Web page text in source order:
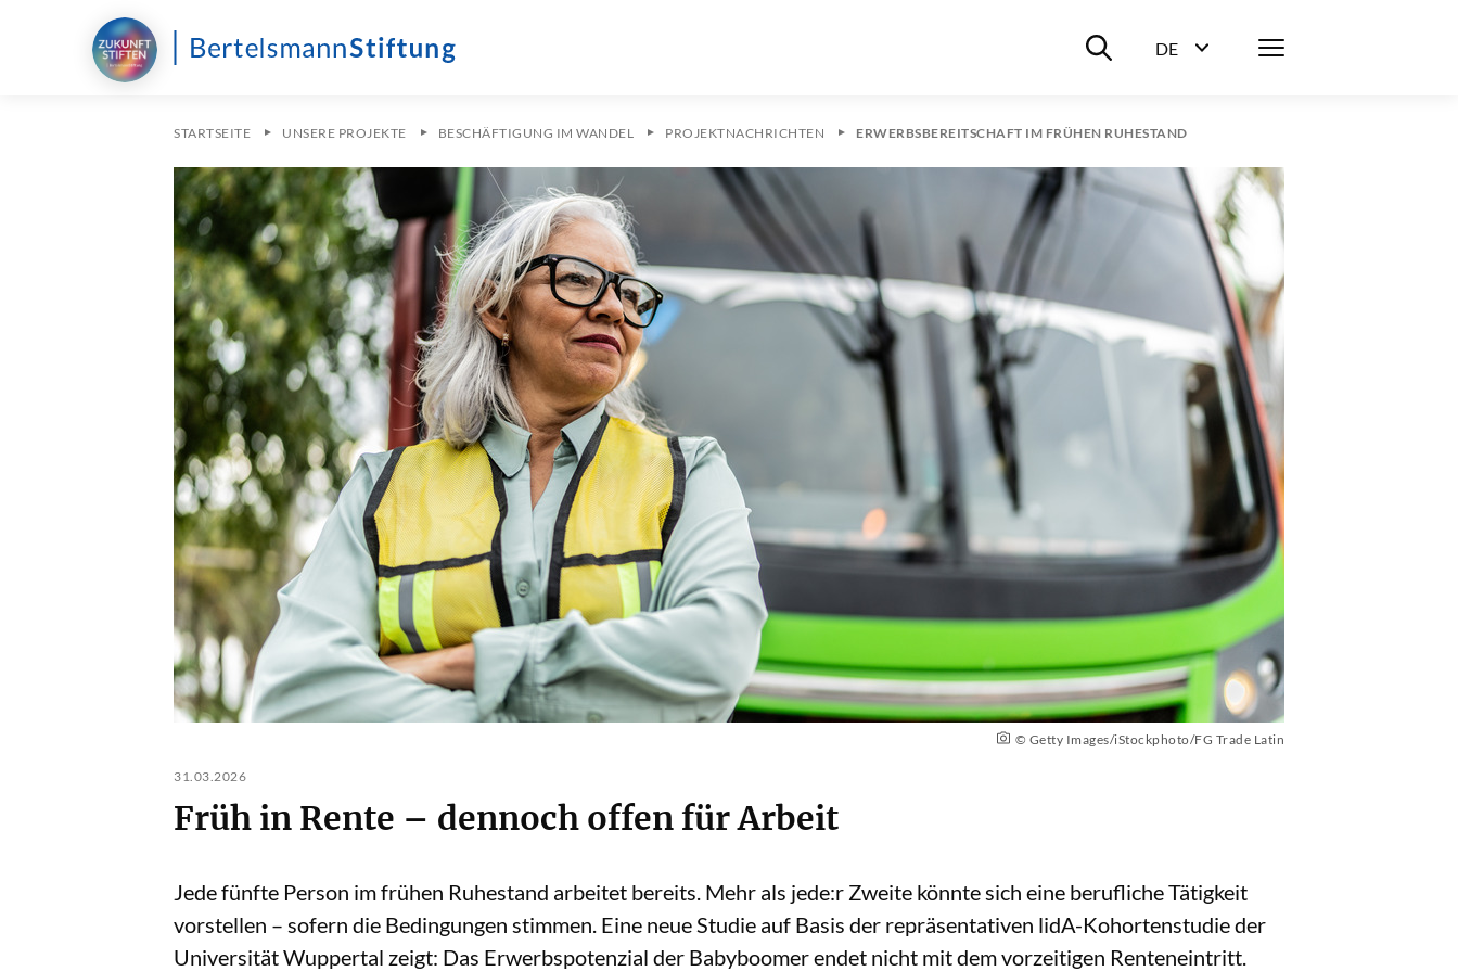
Suche ein-/ausblenden
DE
Menü
STARTSEITE UNSERE PROJEKTE BESCHÄFTIGUNG IM WANDEL PROJEKTNACHRICHTEN ERWERBSBEREITSCHAFT IM FRÜHEN RUHESTAND
© Getty Images/iStockphoto/FG Trade Latin
31.03.2026
Früh in Rente – dennoch offen für Arbeit
Jede fünfte Person im frühen Ruhestand arbeitet bereits. Mehr als jede:r Zweite könnte sich eine berufliche Tätigkeit
vorstellen – sofern die Bedingungen stimmen. Eine neue Studie auf Basis der repräsentativen lidA-Kohortenstudie der
Universität Wuppertal zeigt: Das Erwerbspotenzial der Babyboomer endet nicht mit dem vorzeitigen Renteneintritt.